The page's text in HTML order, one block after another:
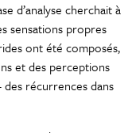
d’analyse cherchait à
sensations propres
ont été composés,
et des perceptions
des récurrences dans